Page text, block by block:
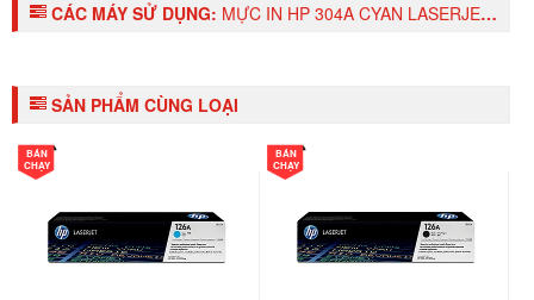
CÁC MÁY SỬ DỤNG: MỰC IN HP 304A CYAN LASERJET TONER CARTRIDGE (CC531A)
SẢN PHẨM CÙNG LOẠI
BÁN
CHẠY
BÁN
CHẠY